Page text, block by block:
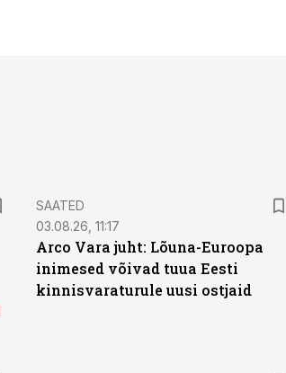
SAATED
03.08.26, 11:17
Arco Vara juht: Lõuna-Euroopa
inimesed võivad tuua Eesti
kinnisvaraturule uusi ostjaid